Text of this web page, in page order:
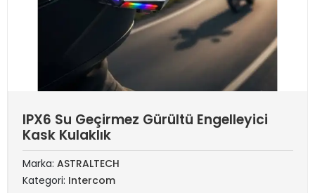
IPX6 Su Geçirmez Gürültü Engelleyici
Kask Kulaklık
Marka: ASTRALTECH
Kategori: Intercom